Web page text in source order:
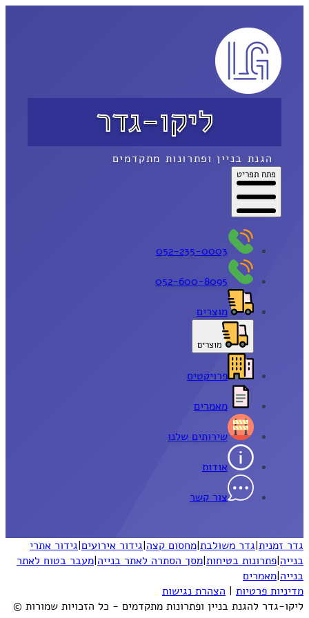
ליקו-גדר
הגנת בניין ופתרונות מתקדמים
פתח תפריט
052-235-0003
052-600-8095
מוצרים
מוצרים
פרויקטים
מאמרים
שירותים שלנו
אודות
צור קשר
גדר זמנית|גדר משולבת|מחסום קצה|גידור אירועים|גידור אתרי
בנייה|פתרונות בטיחות|מסך הסתרה לאתר בנייה|מעבר בטוח לאתר
בנייה|מאמרים
מדיניות פרטיות | הצהרת נגישות
ליקו-גדר להגנת בניין ופתרונות מתקדמים - כל הזכויות שמורות ©